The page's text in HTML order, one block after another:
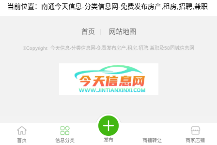
首页 信息分类 发布 商铺转让 商家店铺
当前位置： 南通今天信息-分类信息网-免费发布房产,租房,招聘,兼职
首页 网站地图
©Copyright 今天信息-分类信息网-免费发布房产,租房,招聘,兼职及58同城信息网